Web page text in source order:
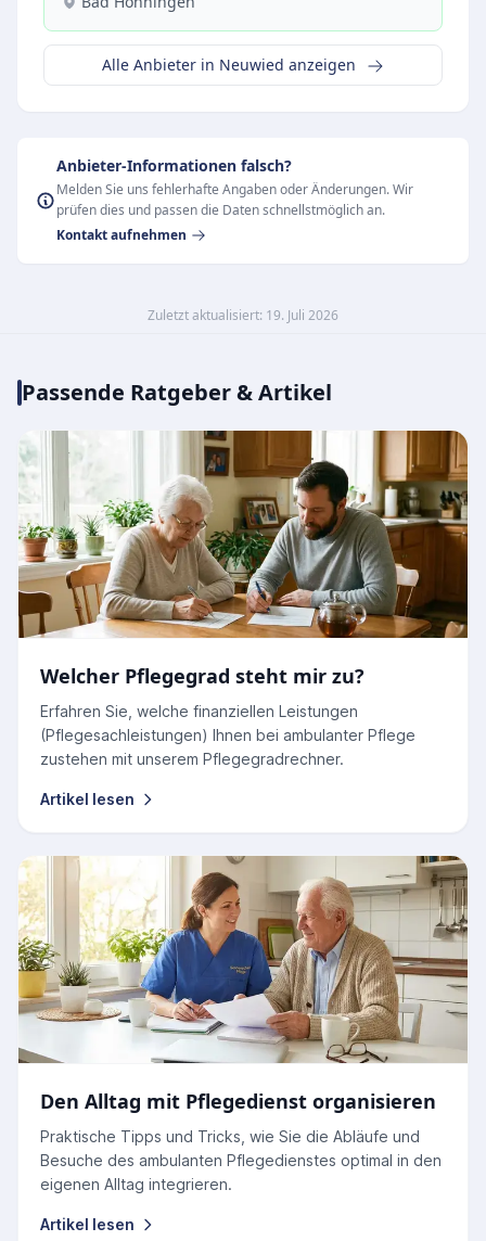
Alle Anbieter in Neuwied anzeigen
Anbieter-Informationen falsch?
Melden Sie uns fehlerhafte Angaben oder Änderungen. Wir
prüfen dies und passen die Daten schnellstmöglich an.
Kontakt aufnehmen
Zuletzt aktualisiert: 19. Juli 2026
Passende Ratgeber & Artikel
Welcher Pflegegrad steht mir zu?
Erfahren Sie, welche finanziellen Leistungen
(Pflegesachleistungen) Ihnen bei ambulanter Pflege
zustehen mit unserem Pflegegradrechner.
Artikel lesen
Den Alltag mit Pflegedienst organisieren
Praktische Tipps und Tricks, wie Sie die Abläufe und
Besuche des ambulanten Pflegedienstes optimal in den
eigenen Alltag integrieren.
Artikel lesen